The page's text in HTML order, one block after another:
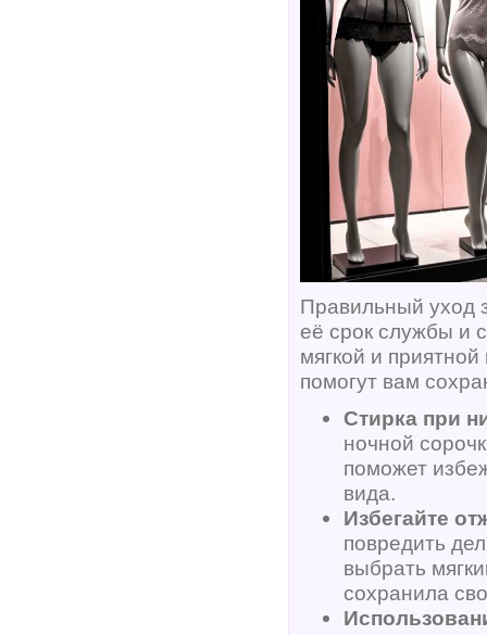
Правильный уход
её срок службы и
мягкой и
помогут вам
Стирка при
ночной
поможет
вида.
Избегайте
повредить
выбрать
сохранила